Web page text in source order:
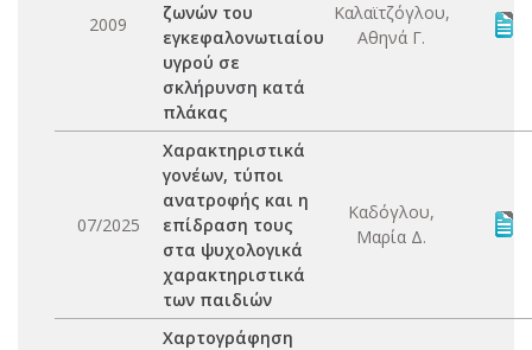
2009
ζωνών του
εγκεφαλονωτιαίου
υγρού σε
σκλήρυνση κατά
πλάκας
Καλαϊτζόγλου,
Αθηνά Γ.
07/2025
Χαρακτηριστικά
γονέων, τύποι
ανατροφής και η
επίδραση τους
στα ψυχολογικά
χαρακτηριστικά
των παιδιών
Καδόγλου,
Μαρία Δ.
Χαρτογράφηση